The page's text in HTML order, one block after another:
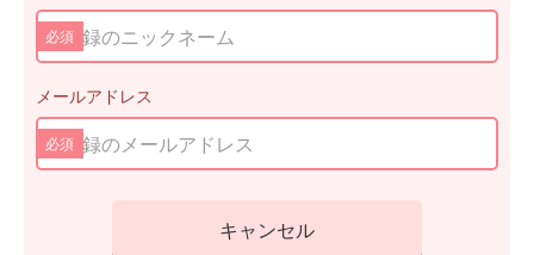
必須
メールアドレス
必須
キャンセル